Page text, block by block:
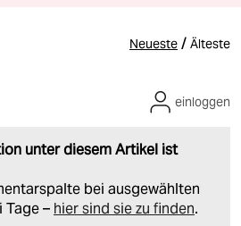
Neueste / Älteste
unter diesem Artikel ist
bei ausgewählten
– hier sind sie zu finden.
einloggen